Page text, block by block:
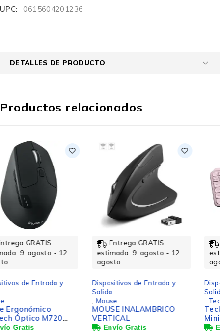
UPC:
0615604201236
DETALLES DE PRODUCTO
Productos relacionados
Entrega GRATIS
estimada: 9. agosto - 12.
Dispositivos de Entrada y
MOUSE INALAMBRICO
VERTICAL
Entrega GRATIS
estimada: 9. agosto - 12.
Dispositivos de Entrada y
Teclado Logitech Mx Keys
Mini, Inalámbrico, RF
Wireless/Bluetooth, Rosa